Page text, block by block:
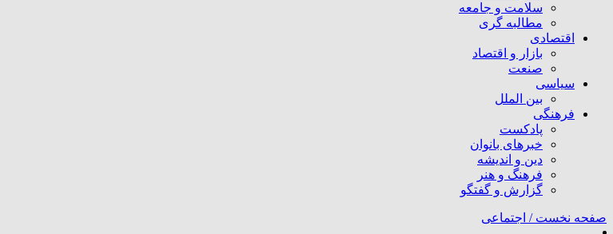
سلامت و جامعه
مطالبه گری
اقتصادی
بازار و اقتصاد
صنعت
سیاسی
بین الملل
فرهنگی
پادکست
خبرهای بانوان
دین و اندیشه
فرهنگ و هنر
گزارش و گفتگو
صفحه نخست / اجتماعی